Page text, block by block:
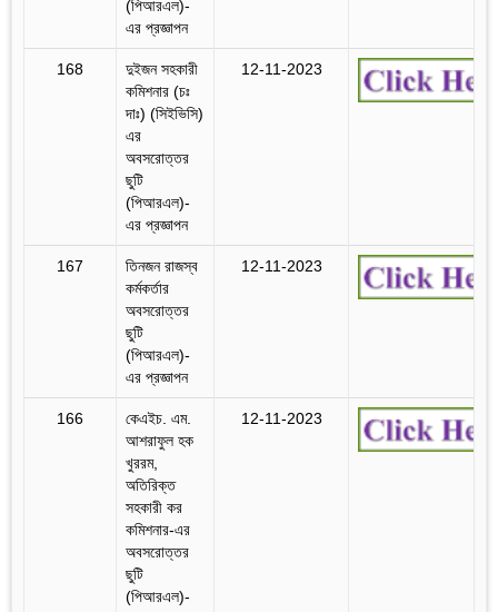
(পিআরএল)-
এর প্রজ্ঞাপন
168
দুইজন সহকারী
কমিশনার (চঃ
দাঃ) (সিইভিসি)
এর
অবসরোত্তর
ছুটি
(পিআরএল)-
এর প্রজ্ঞাপন
12-11-2023
167
তিনজন রাজস্ব
কর্মকর্তার
অবসরোত্তর
ছুটি
(পিআরএল)-
এর প্রজ্ঞাপন
12-11-2023
166
কেএইচ. এম.
আশরাফুল হক
খুররম,
অতিরিক্ত
সহকারী কর
কমিশনার-এর
অবসরোত্তর
ছুটি
(পিআরএল)-
12-11-2023